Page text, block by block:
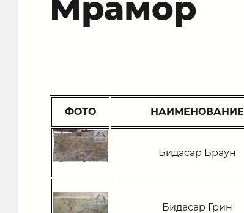
Мрамор
ФОТО НАИМЕНОВАНИЕ
Бидасар Браун
Бидасар Грин